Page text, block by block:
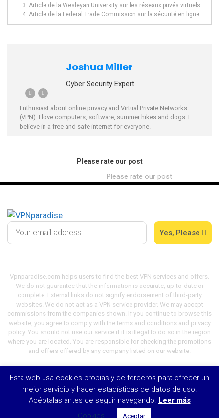
Article de la Wesleyan University sur les réseaux privés virtuels
Article de la Federal Trade Commission sur la sécurité en ligne
Joshua Miller
Cyber Security Expert
Enthusiast about online privacy and Virtual Private Networks
(VPN). I love computers, software, summer hikes and dogs. I
believe in a free and safe internet for everyone.
Please rate our post
Please rate our post
Yes, Please
Vpnparadise.com helps users to find the best VPN services and offers.
We do not guarantee that the information is accurate, up-to-date or
complete. External links do not signify endorsement of third-party
websites. We do not act as a VPN service provider. We may accept
commissions from the companies shown. If you continue to browse this
website, you agree to comply with the terms and conditions and privacy
policy. You should not use our service if it is illegal to do so in the region
where you are located. You are responsible for checking the promotions
and offers offered by any company listed on our website.
© VPN Paradise 2021
Esta web usa cookies propias y de terceros para ofrecer un
mejor servicio y hacer estadísticas de datos de uso.
Acéptalas antes de seguir navegando. Leer más
.
Cookies Aceptar